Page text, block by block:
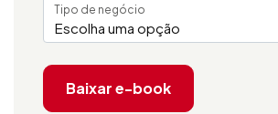
Escolha uma opção
Tipo de negócio
Baixar e-book